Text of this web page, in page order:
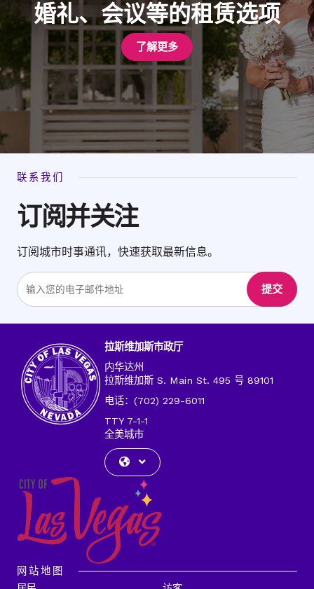
婚礼、会议等的租赁选项
了解更多
联系我们
订阅并关注
订阅城市时事通讯，快速获取最新信息。
输
入
件
地
址
提交
拉斯维加斯市政厅
内华达州
拉斯维加斯 S. Main St. 495 号 89101
电话：(702) 229-6011
TTY 7-1-1
全美城市
网站地图